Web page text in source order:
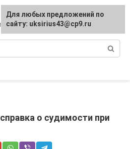
УПК
о судимости при
Для любых предложений по
сайту: uksirius43@cp9.ru